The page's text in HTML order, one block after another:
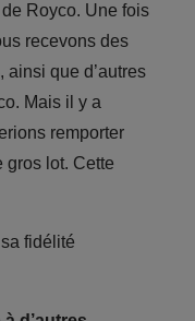
Royco. Une fois
recevons des
ainsi que d’autres
Mais il y a
remporter
gros lot. Cette
fidélité